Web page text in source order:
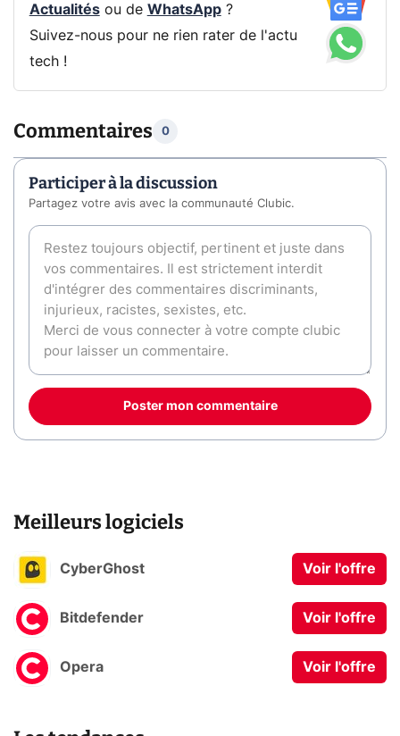
Actualitésou de WhatsApp?
Suivez-nous pour ne rien rater de l'actu
tech !
Commentaires 0
Participer à la discussion
Partagez votre avis avec la communauté Clubic.
Poster mon commentaire
Meilleurs logiciels
CyberGhost Voir l'offre
Bitdefender Voir l'offre
Opera Voir l'offre